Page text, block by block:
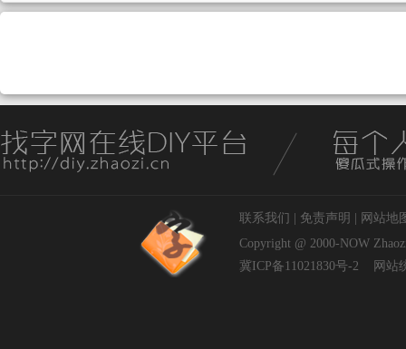
联系我们 免责声明
网站地
Copyright @ 2000-NOW
冀ICP备11021830号-2
网站